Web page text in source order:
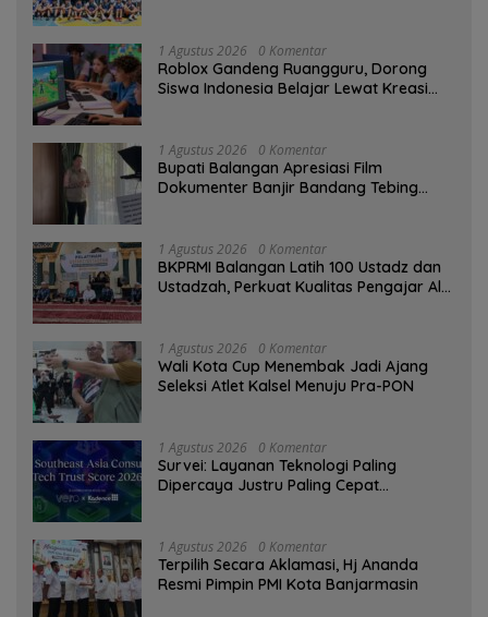
1 Agustus 2026 0 Komentar
Roblox Gandeng Ruangguru, Dorong
Siswa Indonesia Belajar Lewat Kreasi
1 Agustus 2026 0 Komentar
Bupati Balangan Apresiasi Film
Dokumenter Banjir Bandang Tebing
1 Agustus 2026 0 Komentar
BKPRMI Balangan Latih 100 Ustadz dan
Ustadzah, Perkuat Kualitas Pengajar Al-
1 Agustus 2026 0 Komentar
Wali Kota Cup Menembak Jadi Ajang
Seleksi Atlet Kalsel Menuju Pra-PON
1 Agustus 2026 0 Komentar
Survei: Layanan Teknologi Paling
Dipercaya Justru Paling Cepat
1 Agustus 2026 0 Komentar
‎Terpilih Secara Aklamasi, Hj Ananda
Resmi Pimpin PMI Kota Banjarmasin